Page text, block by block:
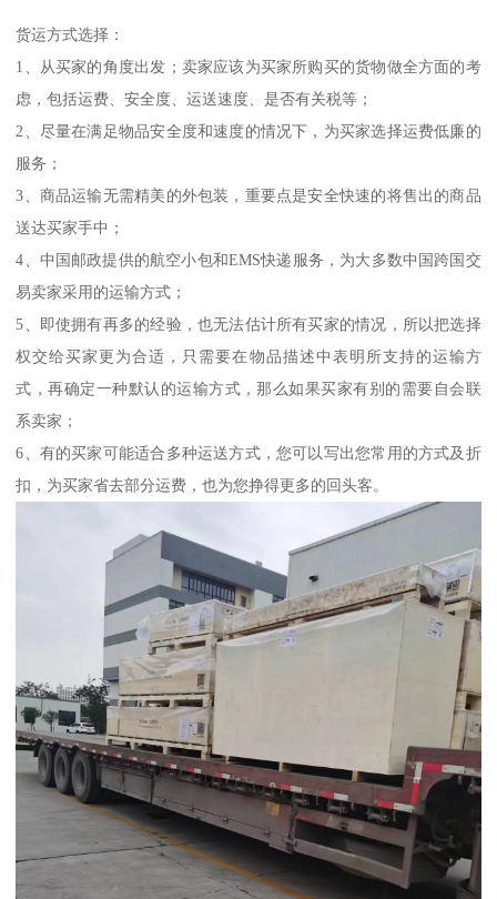
货运方式选择：
1、从买家的角度出发；卖家应该为买家所购买的货物做全方面的考
虑，包括运费、安全度、运送速度、是否有关税等；
2、尽量在满足物品安全度和速度的情况下，为买家选择运费低廉的
服务；
3、商品运输无需精美的外包装，重要点是安全快速的将售出的商品
送达买家手中；
4、中国邮政提供的航空小包和EMS快递服务，为大多数中国跨国交
易卖家采用的运输方式；
5、即使拥有再多的经验，也无法估计所有买家的情况，所以把选择
权交给买家更为合适，只需要在物品描述中表明所支持的运输方
式，再确定一种默认的运输方式，那么如果买家有别的需要自会联
系卖家；
6、有的买家可能适合多种运送方式，您可以写出您常用的方式及折
扣，为买家省去部分运费，也为您挣得更多的回头客。